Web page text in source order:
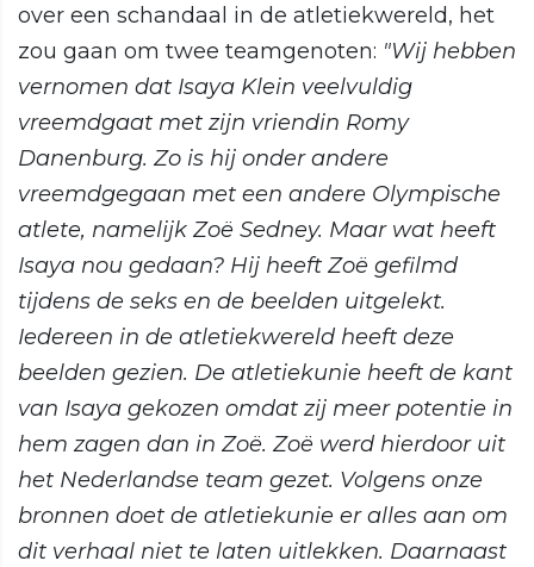
over een schandaal in de atletiekwereld, het
zou gaan om twee teamgenoten: "Wij hebben
vernomen dat Isaya Klein veelvuldig
vreemdgaat met zijn vriendin Romy
Danenburg. Zo is hij onder andere
vreemdgegaan met een andere Olympische
atlete, namelijk Zoë Sedney. Maar wat heeft
Isaya nou gedaan? Hij heeft Zoë gefilmd
tijdens de seks en de beelden uitgelekt.
Iedereen in de atletiekwereld heeft deze
beelden gezien. De atletiekunie heeft de kant
van Isaya gekozen omdat zij meer potentie in
hem zagen dan in Zoë. Zoë werd hierdoor uit
het Nederlandse team gezet. Volgens onze
bronnen doet de atletiekunie er alles aan om
dit verhaal niet te laten uitlekken. Daarnaast